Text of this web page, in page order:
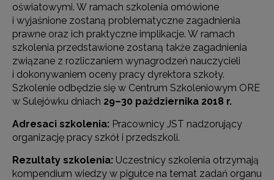
oświatowymi. W ramach szkolenia omówione
i wyjaśnione zostaną problematyczne zagadnienia
prawne oraz ich praktyczne implikacje. W ramach
szkolenia przedstawione zostaną także zagadnienia
związane z rozliczaniem wynagrodzeń nauczycieli
i dokonywaniem oceny pracy dyrektora szkoły.
Szkolenie odbędzie się w Centrum Szkoleniowym ORE
w Sulejówku dniach 29–30 października 2018 r.
Adresaci szkolenia: Pracownicy JST nadzorujący
organizację pracy szkół i przedszkoli.
Rezultaty szkolenia: Uczestnicy szkolenia otrzymają
kompendium wiedzy w pigułce na temat zadań organu